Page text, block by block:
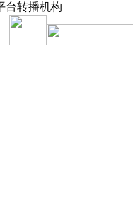
台转播机构